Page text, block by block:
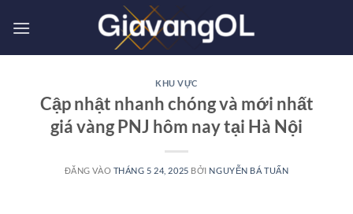
qua
KHU VỰC
Cập nhật nhanh chóng và mới nhất
giá vàng PNJ hôm nay tại Hà Nội
ĐĂNG VÀO THÁNG 5 24, 2025 BỞI NGUYỄN BÁ TUẤN